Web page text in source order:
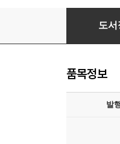
스스로 돕는
도서
품목정보
발